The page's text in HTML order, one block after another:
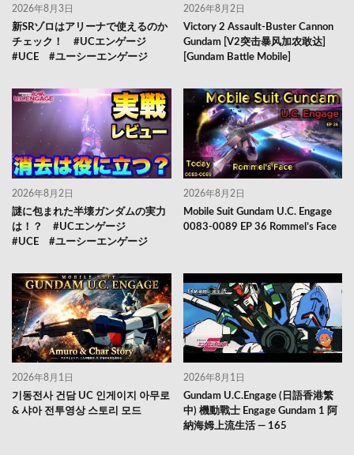
2026年8月3日
新SRゾロはアリーナで使えるのか
チェック！ #UCエンゲージ
#UCE #ユーシーエンゲージ
2026年8月2日
Victory 2 Assault-Buster Cannon
Gundam [V2突击暴风加农敢达]
[Gundam Battle Mobile]
2026年8月2日
謎に包まれた半壊ガンダムの実力
は！？ #UCエンゲージ
#UCE #ユーシーエンゲージ
2026年8月2日
Mobile Suit Gundam U.C. Engage
0083-0089 EP 36 Rommel’s Face
2026年8月1日
기동전사 건담 UC 인게이지 아무로
& 샤아 전투영상 스토리 모드
2026年8月1日
Gundam U.C.Engage (日語香港繁
中) 機動戰士 Engage Gundam 1 阿
納海姆上流生活 — 165